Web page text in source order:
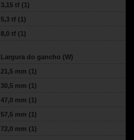
3,15 tf (1)
5,3 tf (1)
8,0 tf (1)
Largura do gancho (W)
21,5 mm (1)
30,5 mm (1)
47,0 mm (1)
57,5 mm (1)
72,0 mm (1)